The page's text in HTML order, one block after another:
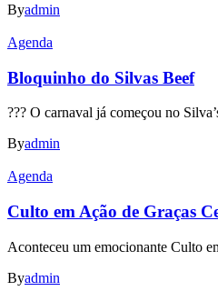
Byadmin
Agenda
Bloquinho do Silvas Beef
??? O carnaval já começou no
Byadmin
Agenda
Culto em Ação de Graças
Aconteceu um emocionante Culto
Byadmin